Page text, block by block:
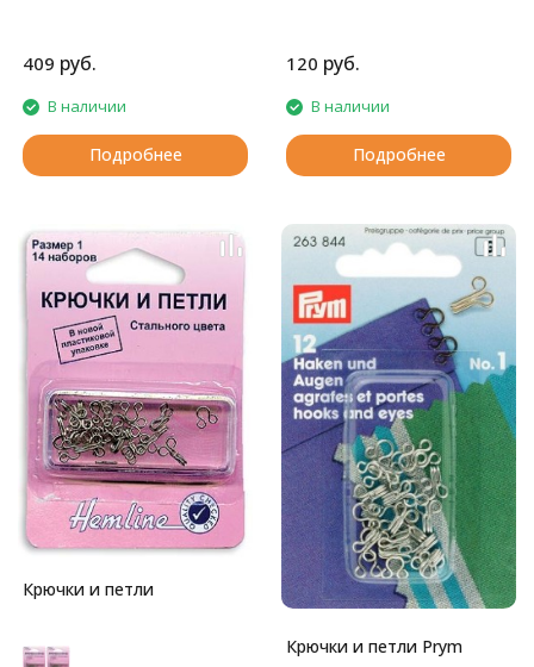
409 руб.
В наличии
Подробнее
120 руб.
В наличии
Подробнее
Крючки и петли
Крючки и петли Prym